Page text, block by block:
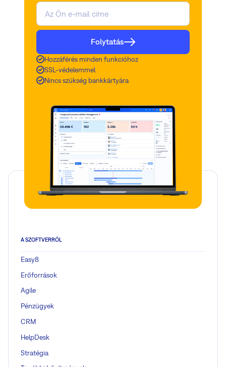
Folytatás
Hozzáférés minden funkcióhoz
SSL-védelemmel
Nincs szükség bankkártyára
A SZOFTVERRŐL
Easy8
Erőforrások
Agile
Pénzügyek
CRM
HelpDesk
Stratégia